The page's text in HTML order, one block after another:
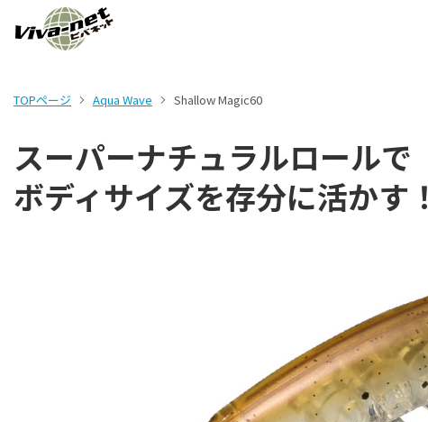
TOPページ Aqua Wave Shallow Magic60
スーパーナチュラルロールで
ボディサイズを存分に活かす！